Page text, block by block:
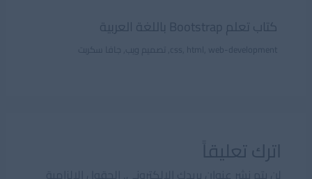
كتاب تعلم Bootstrap باللغة العربية
html web-development تصميم ويب جافا سكربت
اترك تعليقاً